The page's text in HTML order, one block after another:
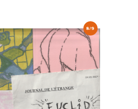
8/9